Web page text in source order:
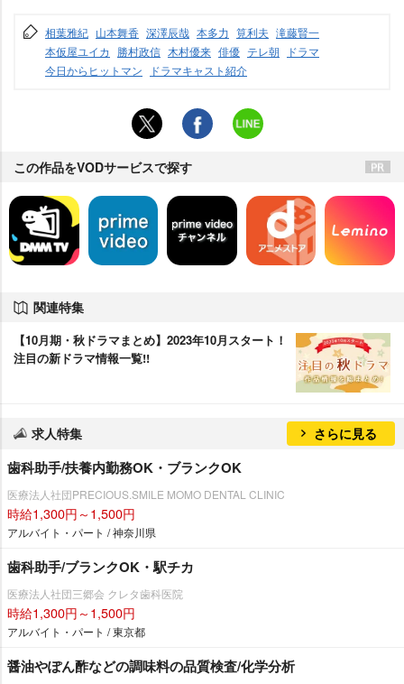
相葉雅紀 山本舞香 深澤辰哉 本多力 筧利夫 滝藤賢一
本仮屋ユイカ
勝村政信 木村優来 俳優 テレ朝
ドラマ
今日からヒットマン
ドラマキャスト紹介
この作品をVODサービスで探す
関連特集
【10月期・秋ドラマまとめ】2023年10月スタート！
注目の新ドラマ情報一覧!!
求人特集 さらに見る
歯科助手/扶養内勤務OK・ブランクOK
医療法人社団PRECIOUS.SMILE MOMO DENTAL CLINIC
時給1,300円～1,500円
アルバイト・パート / 神奈川県
歯科助手/ブランクOK・駅チカ
医療法人社団三郷会 クレタ歯科医院
時給1,300円～1,500円
アルバイト・パート / 東京都
醤油やぽん酢などの調味料の品質検査/化学分析